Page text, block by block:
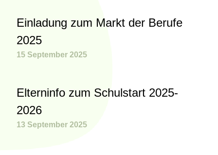
Einladung zum Markt der Berufe
2025
15 September 2025
Elterninfo zum Schulstart 2025-
2026
13 September 2025